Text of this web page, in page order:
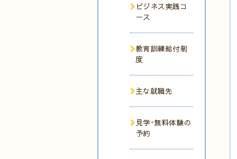
ビジネス実践コ
ース
教育訓練給付制
度
主な就職先
見学･無料体験の
予約